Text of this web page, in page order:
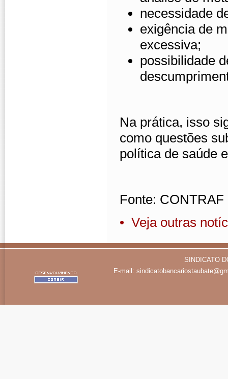
necessidade
exigência de
excessiva;
possibilidade
Na prática, isso
como questões
política de saúde
Fonte: CONTRAF
• Veja outras
SINDICATO
E-mail: